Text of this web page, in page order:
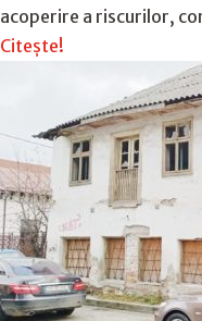
acoperire a riscurilor,
Citește!